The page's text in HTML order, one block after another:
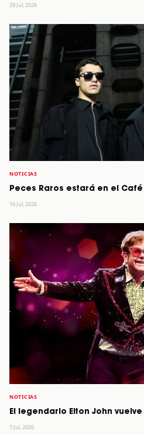
29 Jul, 2026
NOTICIAS
Peces Raros estará en el
16 Jul, 2026
NOTICIAS
El legendario Elton John
7 Jul, 2026